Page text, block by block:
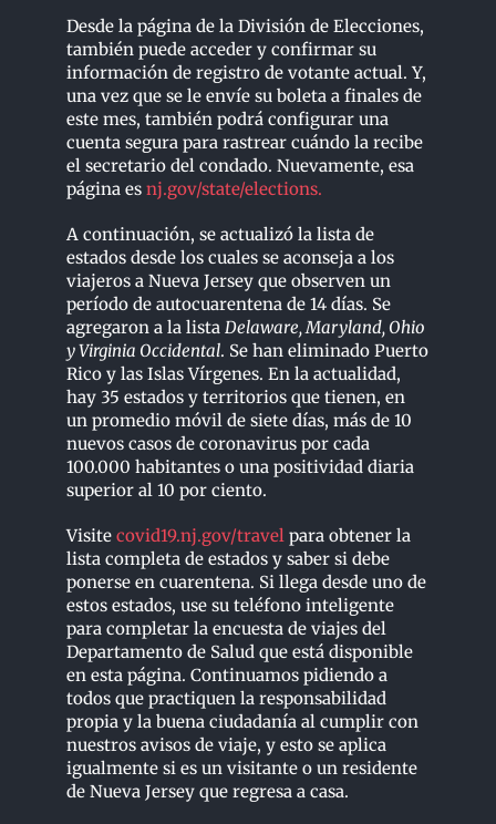
Desde la página de la División de Elecciones,
también puede acceder y confirmar su
información de registro de votante actual. Y,
una vez que se le envíe su boleta a finales de
este mes, también podrá configurar una
cuenta segura para rastrear cuándo la recibe
el secretario del condado. Nuevamente, esa
página es nj.gov/state/elections.
A continuación, se actualizó la lista de
estados desde los cuales se aconseja a los
viajeros a Nueva Jersey que observen un
período de autocuarentena de 14 días. Se
agregaron a la lista Delaware, Maryland, Ohio
y Virginia Occidental. Se han eliminado Puerto
Rico y las Islas Vírgenes. En la actualidad,
hay 35 estados y territorios que tienen, en
un promedio móvil de siete días, más de 10
nuevos casos de coronavirus por cada
100.000 habitantes o una positividad diaria
superior al 10 por ciento.
Visite covid19.nj.gov/travel para obtener la
lista completa de estados y saber si debe
ponerse en cuarentena. Si llega desde uno de
estos estados, use su teléfono inteligente
para completar la encuesta de viajes del
Departamento de Salud que está disponible
en esta página. Continuamos pidiendo a
todos que practiquen la responsabilidad
propia y la buena ciudadanía al cumplir con
nuestros avisos de viaje, y esto se aplica
igualmente si es un visitante o un residente
de Nueva Jersey que regresa a casa.